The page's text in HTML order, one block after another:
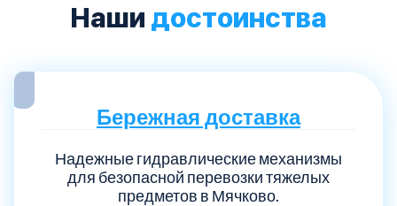
Наши достоинства
Бережная доставка
Надежные гидравлические механизмы
для безопасной перевозки тяжелых
предметов в Мячково.